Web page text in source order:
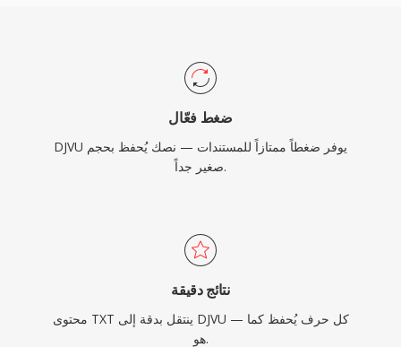
ضغط فعّال
DJVU يوفر ضغطاً ممتازاً للمستندات — نصك يُحفظ بحجم
صغير جداً.
نتائج دقيقة
محتوى TXT ينتقل بدقة إلى DJVU — كل حرف يُحفظ كما
هو.